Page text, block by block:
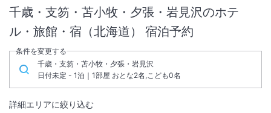
千歳・支笏・苫小牧・夕張・岩見沢のホテ
ル・旅館・宿（北海道） 宿泊予約
条件を変更する
千歳・支笏・苫小牧・夕張・岩見沢
日付未定 - 1泊｜1部屋 おとな2名,こども0名
詳細エリアに絞り込む